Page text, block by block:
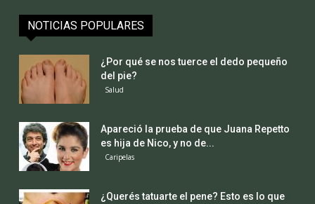
NOTICIAS POPULARES
¿Por qué se nos tuerce el dedo pequeño
del pie?
Salud
Apareció la prueba de que Juana Repetto
es hija de Nico, y no de...
Caripelas
¿Querés tatuarte el pene? Esto es lo que